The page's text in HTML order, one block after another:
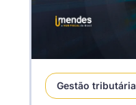
Gestão tributária